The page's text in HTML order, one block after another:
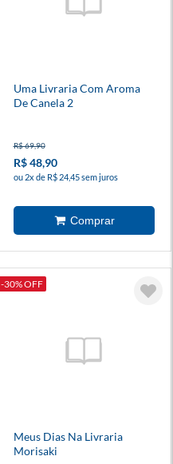
Uma Livraria Com Aroma
De Canela 2
R$ 69,90
R$ 48,90
ou 2x de R$ 24,45 sem juros
-30% OFF
Meus Dias Na Livraria
Morisaki